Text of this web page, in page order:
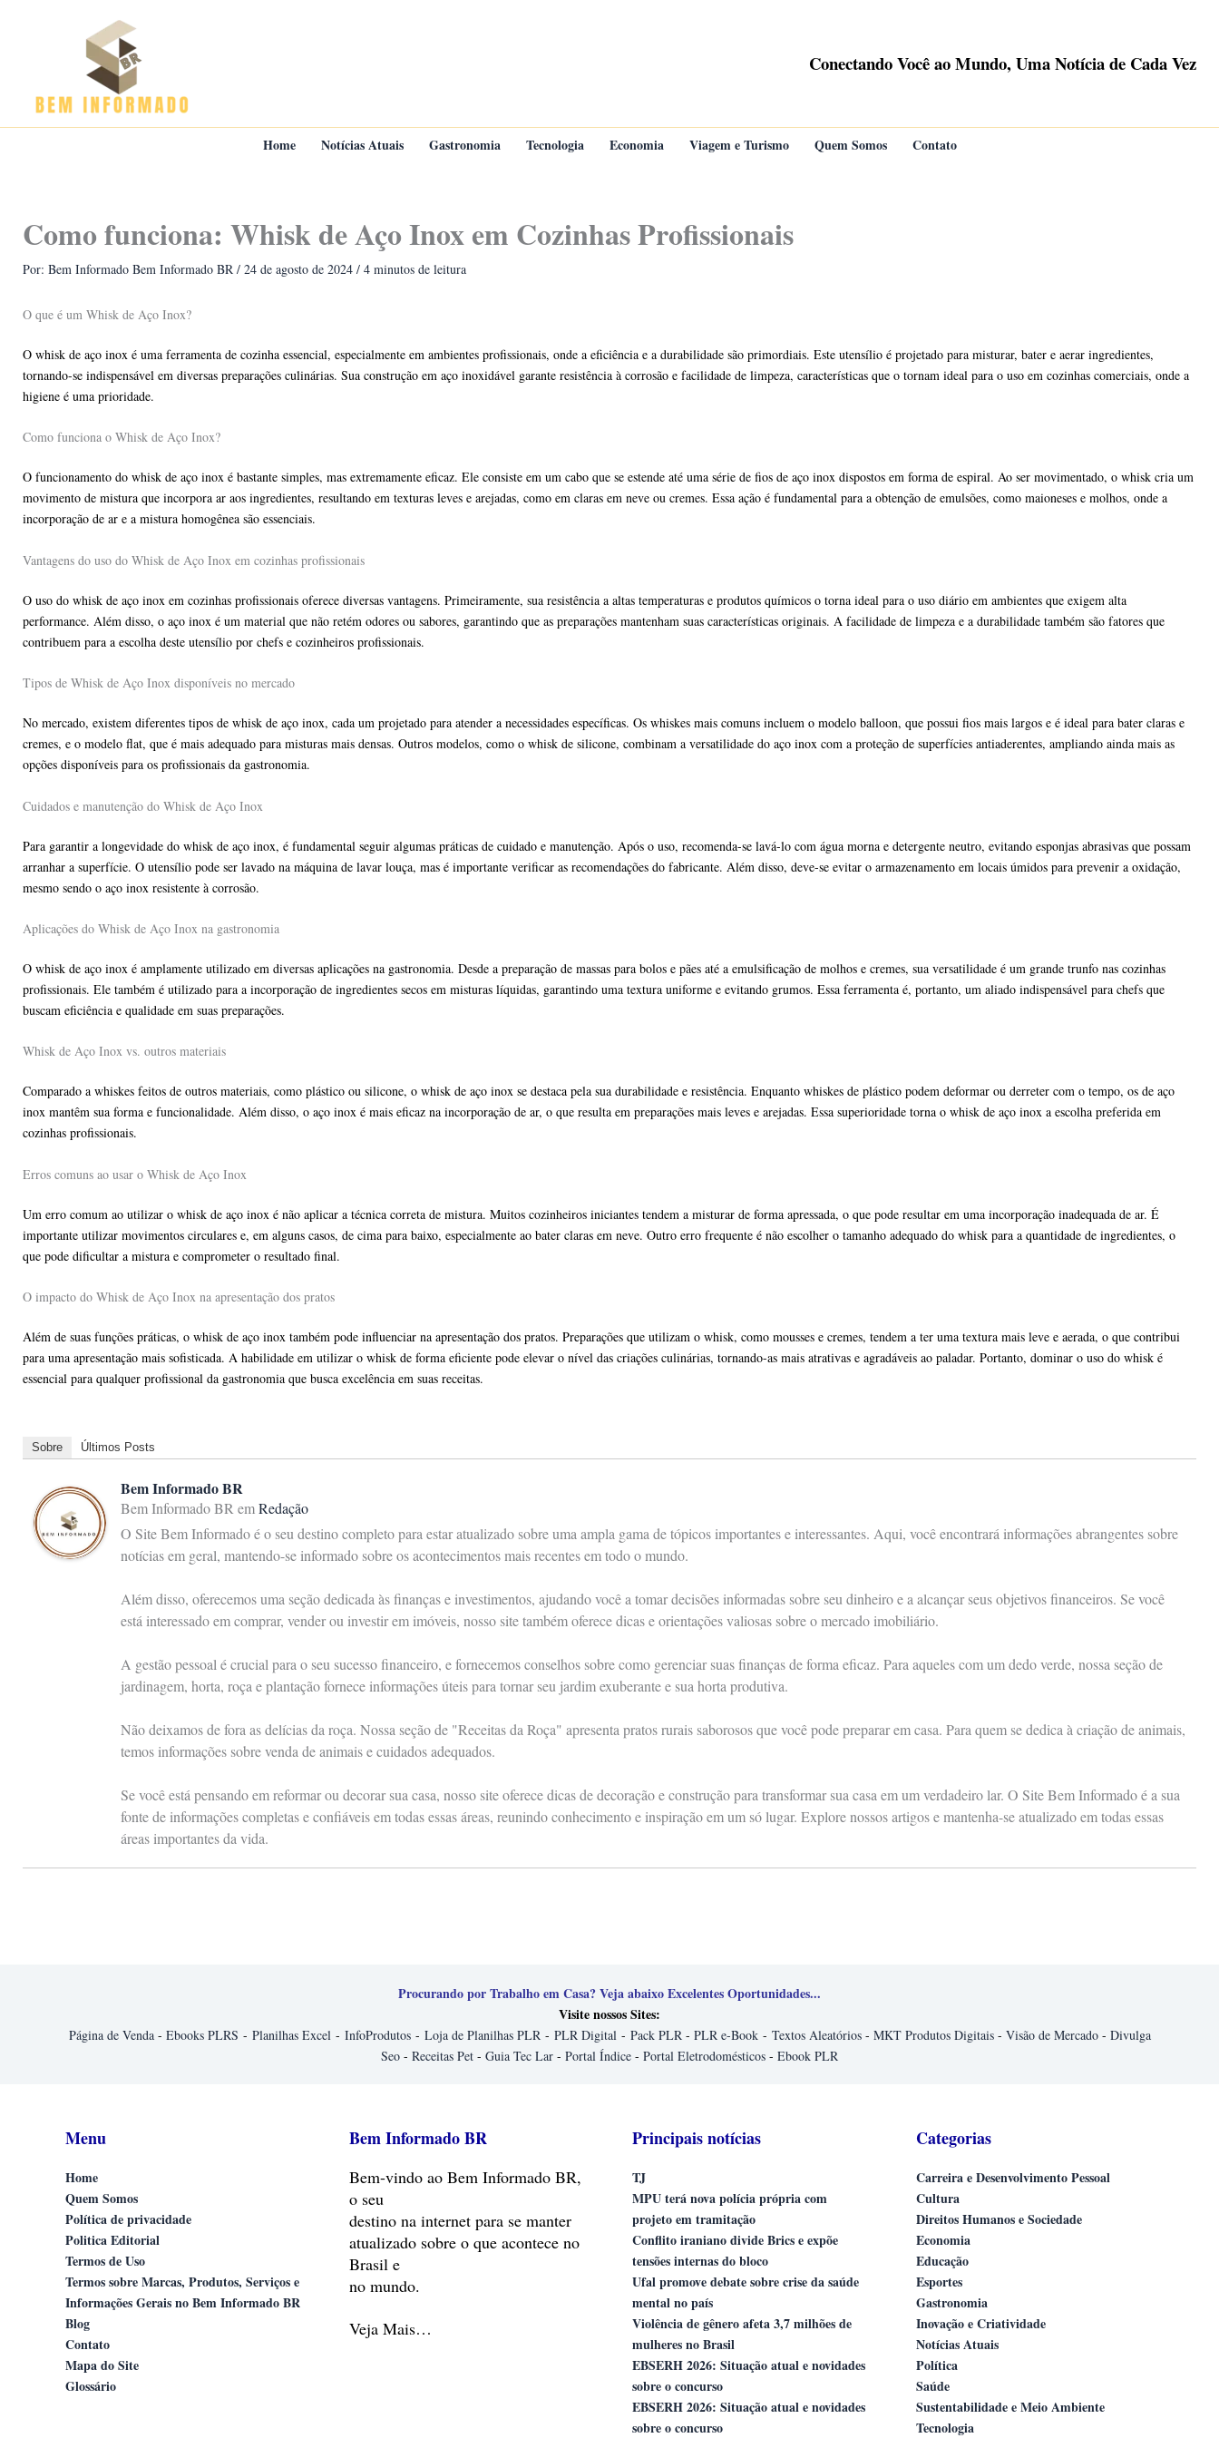
Conectando Você ao Mundo, Uma Notícia de Cada Vez
Home Notícias Atuais Gastronomia Tecnologia Economia Viagem e Turismo Quem Somos Contato
Como funciona: Whisk de Aço Inox em Cozinhas Profissionais
Por: Bem Informado Bem Informado BR / 24 de agosto de 2024 / 4 minutos de leitura
O que é um Whisk de Aço Inox?
O whisk de aço inox é uma ferramenta de cozinha essencial, especialmente em ambientes profissionais, onde a eficiência e a durabilidade são primordiais. Este utensílio é projetado para misturar, bater e aerar ingredientes,
tornando-se indispensável em diversas preparações culinárias. Sua construção em aço inoxidável garante resistência à corrosão e facilidade de limpeza, características que o tornam ideal para o uso em cozinhas comerciais, onde a
higiene é uma prioridade.
Como funciona o Whisk de Aço Inox?
O funcionamento do whisk de aço inox é bastante simples, mas extremamente eficaz. Ele consiste em um cabo que se estende até uma série de fios de aço inox dispostos em forma de espiral. Ao ser movimentado, o whisk cria um
movimento de mistura que incorpora ar aos ingredientes, resultando em texturas leves e arejadas, como em claras em neve ou cremes. Essa ação é fundamental para a obtenção de emulsões, como maioneses e molhos, onde a
incorporação de ar e a mistura homogênea são essenciais.
Vantagens do uso do Whisk de Aço Inox em cozinhas profissionais
O uso do whisk de aço inox em cozinhas profissionais oferece diversas vantagens. Primeiramente, sua resistência a altas temperaturas e produtos químicos o torna ideal para o uso diário em ambientes que exigem alta
performance. Além disso, o aço inox é um material que não retém odores ou sabores, garantindo que as preparações mantenham suas características originais. A facilidade de limpeza e a durabilidade também são fatores que
contribuem para a escolha deste utensílio por chefs e cozinheiros profissionais.
Tipos de Whisk de Aço Inox disponíveis no mercado
No mercado, existem diferentes tipos de whisk de aço inox, cada um projetado para atender a necessidades específicas. Os whiskes mais comuns incluem o modelo balloon, que possui fios mais largos e é ideal para bater claras e
cremes, e o modelo flat, que é mais adequado para misturas mais densas. Outros modelos, como o whisk de silicone, combinam a versatilidade do aço inox com a proteção de superfícies antiaderentes, ampliando ainda mais as
opções disponíveis para os profissionais da gastronomia.
Cuidados e manutenção do Whisk de Aço Inox
Para garantir a longevidade do whisk de aço inox, é fundamental seguir algumas práticas de cuidado e manutenção. Após o uso, recomenda-se lavá-lo com água morna e detergente neutro, evitando esponjas abrasivas que possam
arranhar a superfície. O utensílio pode ser lavado na máquina de lavar louça, mas é importante verificar as recomendações do fabricante. Além disso, deve-se evitar o armazenamento em locais úmidos para prevenir a oxidação,
mesmo sendo o aço inox resistente à corrosão.
Aplicações do Whisk de Aço Inox na gastronomia
O whisk de aço inox é amplamente utilizado em diversas aplicações na gastronomia. Desde a preparação de massas para bolos e pães até a emulsificação de molhos e cremes, sua versatilidade é um grande trunfo nas cozinhas
profissionais. Ele também é utilizado para a incorporação de ingredientes secos em misturas líquidas, garantindo uma textura uniforme e evitando grumos. Essa ferramenta é, portanto, um aliado indispensável para chefs que
buscam eficiência e qualidade em suas preparações.
Whisk de Aço Inox vs. outros materiais
Comparado a whiskes feitos de outros materiais, como plástico ou silicone, o whisk de aço inox se destaca pela sua durabilidade e resistência. Enquanto whiskes de plástico podem deformar ou derreter com o tempo, os de aço
inox mantêm sua forma e funcionalidade. Além disso, o aço inox é mais eficaz na incorporação de ar, o que resulta em preparações mais leves e arejadas. Essa superioridade torna o whisk de aço inox a escolha preferida em
cozinhas profissionais.
Erros comuns ao usar o Whisk de Aço Inox
Um erro comum ao utilizar o whisk de aço inox é não aplicar a técnica correta de mistura. Muitos cozinheiros iniciantes tendem a misturar de forma apressada, o que pode resultar em uma incorporação inadequada de ar. É
importante utilizar movimentos circulares e, em alguns casos, de cima para baixo, especialmente ao bater claras em neve. Outro erro frequente é não escolher o tamanho adequado do whisk para a quantidade de ingredientes, o
que pode dificultar a mistura e comprometer o resultado final.
O impacto do Whisk de Aço Inox na apresentação dos pratos
Além de suas funções práticas, o whisk de aço inox também pode influenciar na apresentação dos pratos. Preparações que utilizam o whisk, como mousses e cremes, tendem a ter uma textura mais leve e aerada, o que contribui
para uma apresentação mais sofisticada. A habilidade em utilizar o whisk de forma eficiente pode elevar o nível das criações culinárias, tornando-as mais atrativas e agradáveis ao paladar. Portanto, dominar o uso do whisk é
essencial para qualquer profissional da gastronomia que busca excelência em suas receitas.
Sobre Últimos Posts
Bem Informado BR
Bem Informado BR emRedação
O Site Bem Informado é o seu destino completo para estar atualizado sobre uma ampla gama de tópicos importantes e interessantes. Aqui, você encontrará informações abrangentes sobre
notícias em geral, mantendo-se informado sobre os acontecimentos mais recentes em todo o mundo.
Além disso, oferecemos uma seção dedicada às finanças e investimentos, ajudando você a tomar decisões informadas sobre seu dinheiro e a alcançar seus objetivos financeiros. Se você
está interessado em comprar, vender ou investir em imóveis, nosso site também oferece dicas e orientações valiosas sobre o mercado imobiliário.
A gestão pessoal é crucial para o seu sucesso financeiro, e fornecemos conselhos sobre como gerenciar suas finanças de forma eficaz. Para aqueles com um dedo verde, nossa seção de
jardinagem, horta, roça e plantação fornece informações úteis para tornar seu jardim exuberante e sua horta produtiva.
Não deixamos de fora as delícias da roça. Nossa seção de "Receitas da Roça" apresenta pratos rurais saborosos que você pode preparar em casa. Para quem se dedica à criação de animais,
temos informações sobre venda de animais e cuidados adequados.
Se você está pensando em reformar ou decorar sua casa, nosso site oferece dicas de decoração e construção para transformar sua casa em um verdadeiro lar. O Site Bem Informado é a sua
fonte de informações completas e confiáveis em todas essas áreas, reunindo conhecimento e inspiração em um só lugar. Explore nossos artigos e mantenha-se atualizado em todas essas
áreas importantes da vida.
Procurando por Trabalho em Casa? Veja abaixo Excelentes Oportunidades...
Visite nossos Sites:
Página de Venda- Ebooks PLRS - Planilhas Excel- InfoProdutos- Loja de Planilhas PLR- PLR Digital- Pack PLR- PLR e-Book- Textos Aleatórios- MKT Produtos Digitais- Visão de Mercado- Divulga
Seo - Receitas Pet - Guia Tec Lar - Portal Índice - Portal Eletrodomésticos - Ebook PLR
Menu
Home
Quem Somos
Política de privacidade
Politica Editorial
Termos de Uso
Termos sobre Marcas, Produtos, Serviços e
Informações Gerais no Bem Informado BR
Blog
Contato
Mapa do Site
Glossário
Bem Informado BR
Bem-vindoao Bem Informado BR,
o seu
destino na internet para se manter
atualizado sobre o que acontece no
Brasil e
no mundo.
Veja Mais…
Principais notícias
TJ
MPU terá nova polícia própria com
projeto em tramitação
Conflito iraniano divide Brics e expõe
tensões internas do bloco
Ufal promove debate sobre crise da saúde
mental no país
Violência de gênero afeta 3,7 milhões de
mulheres no Brasil
EBSERH 2026: Situação atual e novidades
sobre o concurso
EBSERH 2026: Situação atual e novidades
sobre o concurso
Categorias
Carreira e Desenvolvimento Pessoal
Cultura
Direitos Humanos e Sociedade
Economia
Educação
Esportes
Gastronomia
Inovação e Criatividade
Notícias Atuais
Política
Saúde
Sustentabilidade e Meio Ambiente
Tecnologia